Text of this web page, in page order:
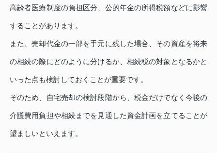
高齢者医療制度の負担区分、公的年金の所得税額などに影響
することがあります。
また、売却代金の一部を手元に残した場合、その資産を将来
の相続の際にどのように分けるか、相続税の対象となるかと
いった点も検討しておくことが重要です。
そのため、自宅売却の検討段階から、税金だけでなく今後の
介護費用負担や相続までを見通した資金計画を立てることが
望ましいといえます。